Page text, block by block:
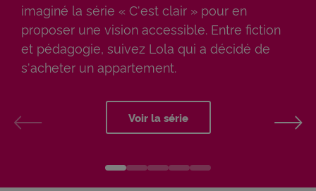
imaginé la série « C'est clair » pour en
proposer une vision accessible. Entre fiction
et pédagogie, suivez Lola qui a décidé de
s'acheter un appartement.
Voir la série
Voir la diapo précédente
Aller à la diapo « C'est clair » :
Aller à la diapo L'inclusion
Aller à la diapo
Aller à la diapo
Aller à la diapo